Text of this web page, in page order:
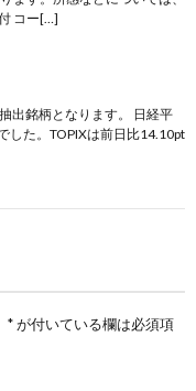
コー[…]
出銘柄となります。 日経平
した。TOPIXは前日比14.10pt
*が付いている欄は必須項